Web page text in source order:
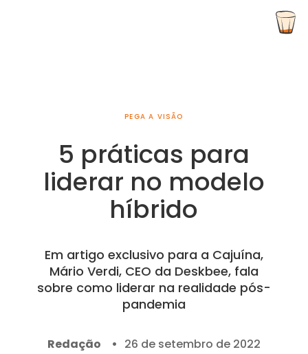
PEGA A VISÃO
5 práticas para
liderar no modelo
híbrido
Em artigo exclusivo para a Cajuína,
Mário Verdi, CEO da Deskbee, fala
sobre como liderar na realidade pós-
pandemia
Redação 26 de setembro de 2022